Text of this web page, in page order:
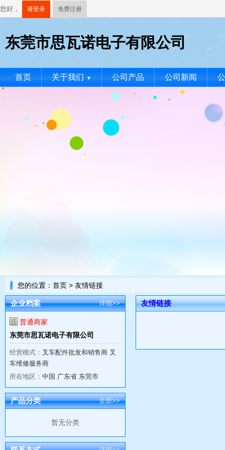
您好， 请登录 免费注册
东莞市思瓦诺电子有限公司
首页 关于我们 ▼ 公司产品 公司新闻
您的位置： 首页 > 友情链接
企业档案 详细>>
普通商家
东莞市思瓦诺电子有限公司
经营模式： 叉车配件批发和销售商 叉
车维修服务商
所在地区： 中国 广东省 东莞市
产品分类 全部>>
暂无分类
友情链接